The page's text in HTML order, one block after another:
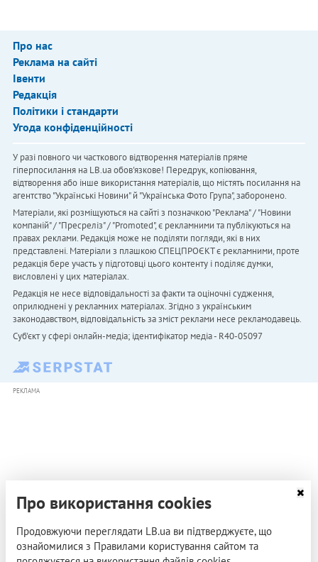
Про нас
Реклама на сайті
Івенти
Редакція
Політики і стандарти
Угода конфіденційності
У разі повного чи часткового відтворення матеріалів пряме
гіперпосилання на LB.ua обов'язкове! Передрук, копіювання,
відтворення або інше використання матеріалів, що містять посилання на
агентство "Українськi Новини" й "Українська Фото Група", заборонено.
Матеріали, які розміщуються на сайті з позначкою "Реклама" / "Новини
компаній" / "Пресреліз" / "Promoted", є рекламними та публікуються на
правах реклами. Редакція може не поділяти погляди, які в них
представлені. Матеріали з плашкою СПЕЦПРОЄКТ є рекламними, проте
редакція бере участь у підготовці цього контенту і поділяє думки,
висловлені у цих матеріалах.
Редакція не несе відповідальності за факти та оціночні судження,
оприлюднені у рекламних матеріалах. Згідно з українським
законодавством, відповідальність за зміст реклами несе рекламодавець.
Cуб'єкт у сфері онлайн-медіа; ідентифікатор медіа - R40-05097
РЕКЛАМА
Про використання cookies
Продовжуючи переглядати LB.ua ви підтверджуєте, що
ознайомилися з Правилами користування сайтом та